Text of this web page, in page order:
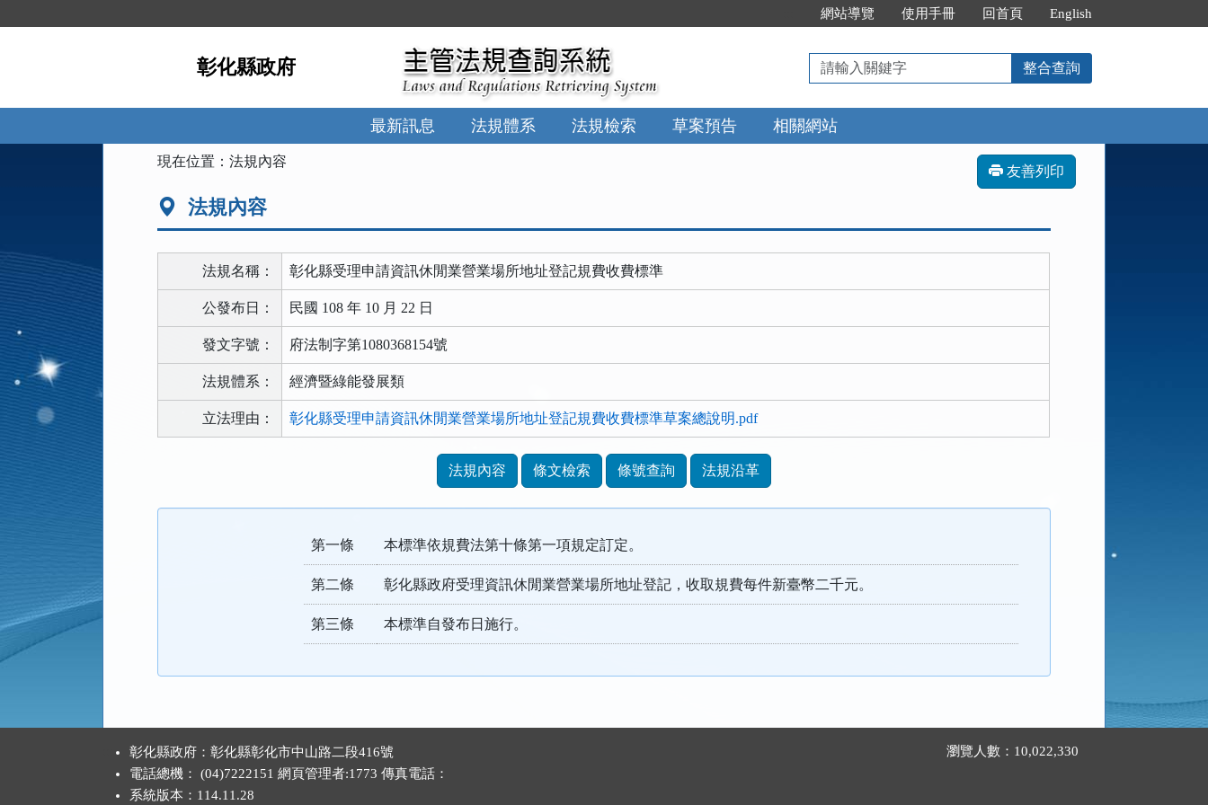
到
網站導覽 使用手冊 回首頁 English
彰化縣政府
請
輸
入
關
鍵
整合查詢
最新訊息 法規體系 法規檢索 草案預告 相關網站
現在位置：法規內容
友善列印
法規內容
法規名稱： 彰化縣受理申請資訊休閒業營業場所地址登記規費收費標準
公發布日： 民國 108 年 10 月 22 日
發文字號： 府法制字第1080368154號
法規體系： 經濟暨綠能發展類
立法理由： 彰化縣受理申請資訊休閒業營業場所地址登記規費收費標準草案總說明.pdf
功
法規內容 條文檢索 條號查詢 法規沿革
第一條 本標準依規費法第十條第一項規定訂定。
第二條 彰化縣政府受理資訊休閒業營業場所地址登記，收取規費每件新臺幣二千元。
第三條 本標準自發布日施行。
彰化縣政府：彰化縣彰化市中山路二段416號
電話總機： (04)7222151 網頁管理者:1773 傳真電話：
系統版本： 114.11.28
瀏覽人數：10,022,330